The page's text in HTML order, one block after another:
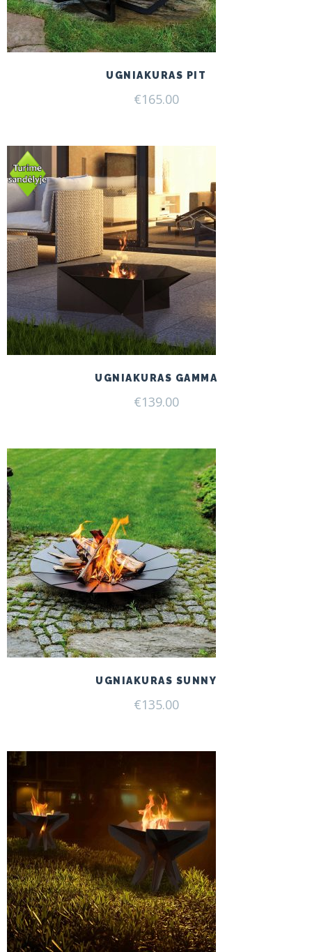
UGNIAKURAS PIT
€165.00
UGNIAKURAS GAMMA
€139.00
UGNIAKURAS SUNNY
€135.00